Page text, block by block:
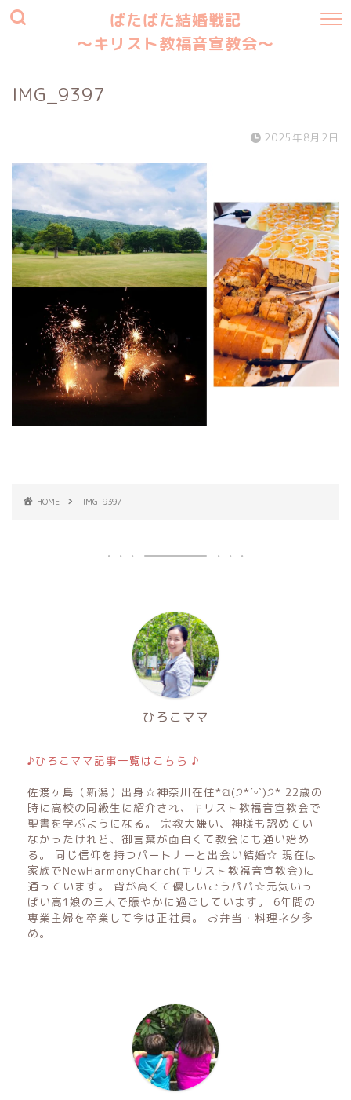
ばたばた結婚戦記
〜キリスト教福音宣教会〜
IMG_9397
2025年8月2日
HOME IMG_9397
ひろこママ
♪ひろこママ記事一覧はこちら ♪
佐渡ヶ島（新潟）出身☆神奈川在住*ଘ(੭*ˊᵕˋ)੭* 22歳の
時に高校の同級生に紹介され、キリスト教福音宣教会で
聖書を学ぶようになる。 宗教大嫌い、神様も認めてい
なかったけれど、御言葉が面白くて教会にも通い始め
る。 同じ信仰を持つパートナーと出会い結婚☆ 現在は
家族でNewHarmonyCharch(キリスト教福音宣教会)に
通っています。 背が高くて優しいごうパパ☆元気いっ
ぱい高1娘の三人で賑やかに過ごしています。 6年間の
専業主婦を卒業して今は正社員。 お弁当・料理ネタ多
め。